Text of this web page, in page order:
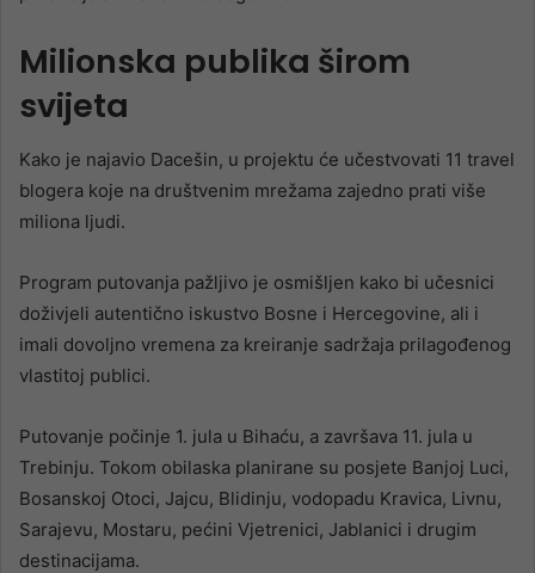
Milionska publika širom
svijeta
Kako je najavio Dacešin, u projektu će učestvovati 11 travel
blogera koje na društvenim mrežama zajedno prati više
miliona ljudi.
Program putovanja pažljivo je osmišljen kako bi učesnici
doživjeli autentično iskustvo Bosne i Hercegovine, ali i
imali dovoljno vremena za kreiranje sadržaja prilagođenog
vlastitoj publici.
Putovanje počinje 1. jula u Bihaću, a završava 11. jula u
Trebinju. Tokom obilaska planirane su posjete Banjoj Luci,
Bosanskoj Otoci, Jajcu, Blidinju, vodopadu Kravica, Livnu,
Sarajevu, Mostaru, pećini Vjetrenici, Jablanici i drugim
destinacijama.